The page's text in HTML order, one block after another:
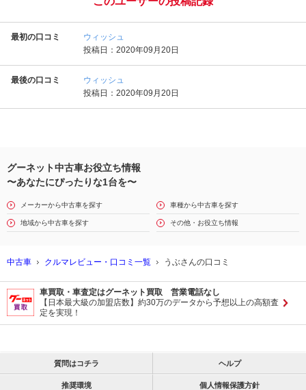
最初の口コミ
ウィッシュ
投稿日：2020年09月20日
最後の口コミ
ウィッシュ
投稿日：2020年09月20日
グーネット中古車お役立ち情報
〜あなたにぴったりな1台を〜
メーカーから中古車を探す 車種から中古車を探す
地域から中古車を探す その他・お役立ち情報
中古車 クルマレビュー・口コミ一覧 うぶさんの口コミ
車買取・車査定はグーネット買取 営業電話なし
【日本最大級の加盟店数】約30万のデータから予想以上の高額査
定を実現！
質問はコチラ ヘルプ
推奨環境 個人情報保護方針